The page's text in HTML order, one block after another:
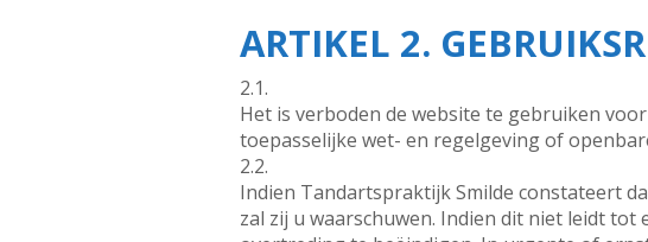
ARTIKEL 2.
2.1.
Het is verboden de website te gebruiken
toepasselijke wet- en regelgeving of
2.2.
Indien Tandartspraktijk Smilde constateert
zal zij u waarschuwen. Indien dit niet leidt